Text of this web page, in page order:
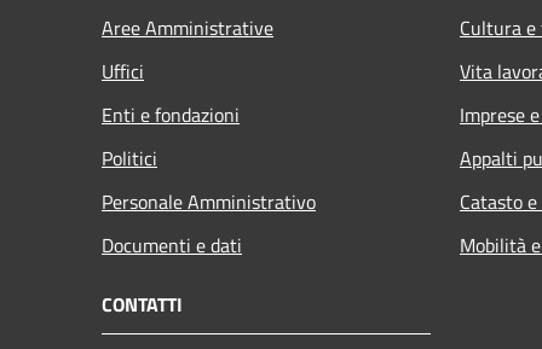
Aree Amministrative
Uffici
Enti e fondazioni
Politici
Personale Amministrativo
Documenti e dati
Cultura
Vita
Imprese
Appalti
Catasto
Mobilità
CONTATTI